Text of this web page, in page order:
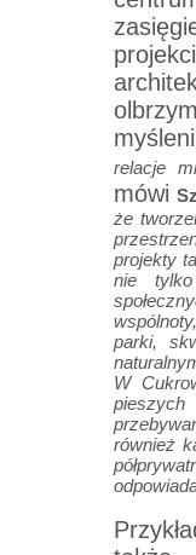
relacje
mówi
że
projekty
nie
parki,
W
również